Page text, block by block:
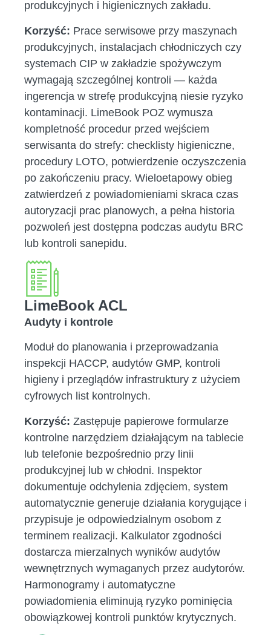
produkcyjnych i higienicznych zakładu.
Korzyść: Prace serwisowe przy maszynach
produkcyjnych, instalacjach chłodniczych czy
systemach CIP w zakładzie spożywczym
wymagają szczególnej kontroli — każda
ingerencja w strefę produkcyjną niesie ryzyko
kontaminacji. LimeBook POZ wymusza
kompletność procedur przed wejściem
serwisanta do strefy: checklisty higieniczne,
procedury LOTO, potwierdzenie oczyszczenia
po zakończeniu pracy. Wieloetapowy obieg
zatwierdzeń z powiadomieniami skraca czas
autoryzacji prac planowych, a pełna historia
pozwoleń jest dostępna podczas audytu BRC
lub kontroli sanepidu.
LimeBook ACL
Audyty i kontrole
Moduł do planowania i przeprowadzania
inspekcji HACCP, audytów GMP, kontroli
higieny i przeglądów infrastruktury z użyciem
cyfrowych list kontrolnych.
Korzyść: Zastępuje papierowe formularze
kontrolne narzędziem działającym na tablecie
lub telefonie bezpośrednio przy linii
produkcyjnej lub w chłodni. Inspektor
dokumentuje odchylenia zdjęciem, system
automatycznie generuje działania korygujące i
przypisuje je odpowiedzialnym osobom z
terminem realizacji. Kalkulator zgodności
dostarcza mierzalnych wyników audytów
wewnętrznych wymaganych przez audytorów.
Harmonogramy i automatyczne
powiadomienia eliminują ryzyko pominięcia
obowiązkowej kontroli punktów krytycznych.